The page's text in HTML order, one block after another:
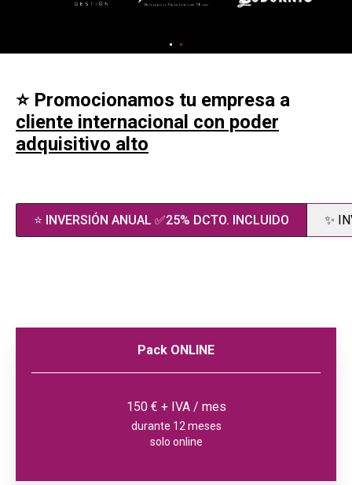
⭐ Promocionamos tu empresa a
cliente internacional con poder
adquisitivo alto
⭐ INVERSIÓN ANUAL ✅25% DCTO. INCLUIDO ✨
Pack ONLINE
150 € + IVA / mes
durante 12 meses
solo online